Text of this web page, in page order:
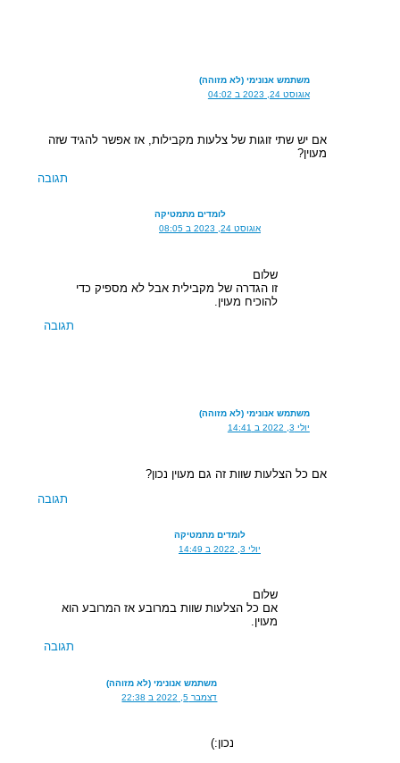
משתמש אנונימי (לא מזוהה)
אוגוסט 24, 2023 ב 04:02
אם יש שתי זוגות של צלעות מקבילות, אז אפשר להגיד שזה
מעוין?
תגובה
לומדים מתמטיקה
אוגוסט 24, 2023 ב 08:05
שלום
זו הגדרה של מקבילית אבל לא מספיק כדי
להוכיח מעוין.
תגובה
משתמש אנונימי (לא מזוהה)
יולי 3, 2022 ב 14:41
אם כל הצלעות שוות זה גם מעוין נכון?
תגובה
לומדים מתמטיקה
יולי 3, 2022 ב 14:49
שלום
אם כל הצלעות שוות במרובע אז המרובע הוא
מעוין.
תגובה
משתמש אנונימי (לא מזוהה)
דצמבר 5, 2022 ב 22:38
נכון:)